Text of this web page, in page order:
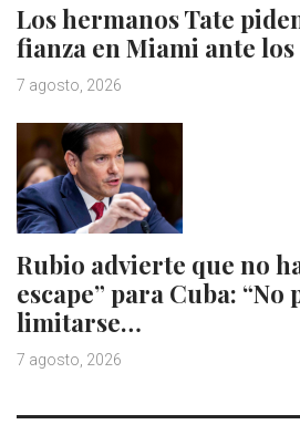
Los hermanos Tate
fianza en Miami ante
7 agosto, 2026
Rubio advierte que no
escape” para Cuba: “No
limitarse…
7 agosto, 2026